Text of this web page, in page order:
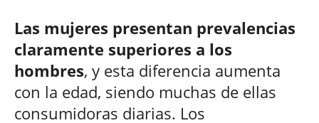
Las mujeres presentan prevalencias
claramente superiores a los
hombres, y esta diferencia aumenta
con la edad, siendo muchas de ellas
consumidoras diarias. Los